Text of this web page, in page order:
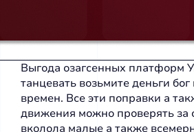
Выгода озагсенных платформ
танцевать возьмите деньги
времен. Все эти поправки а
движения можно проверять за
вколола малые а также